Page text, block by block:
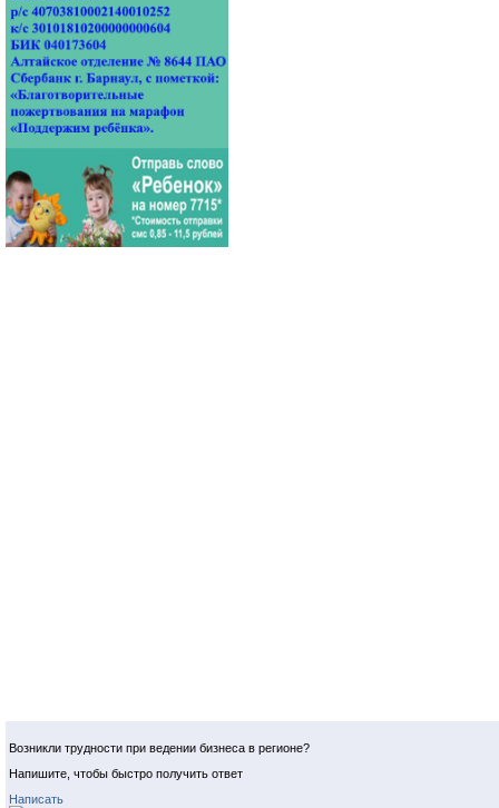
Возникли трудности при ведении бизнеса в регионе?
Напишите, чтобы быстро получить ответ
Написать